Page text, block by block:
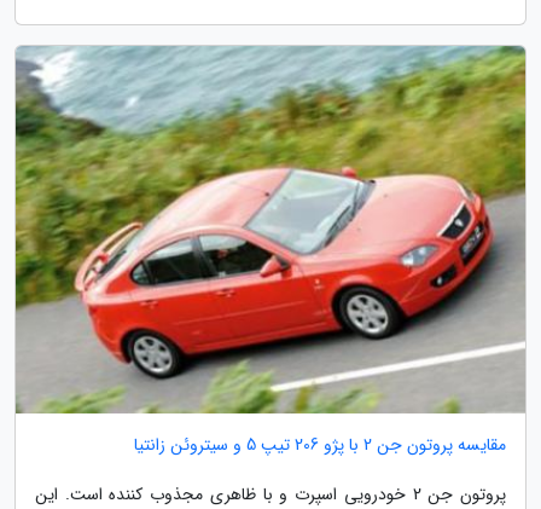
مقایسه پروتون جن 2 با پژو 206 تیپ 5 و سیتروئن زانتیا
پروتون جن 2 خودرویی اسپرت و با ظاهری مجذوب کننده است. این